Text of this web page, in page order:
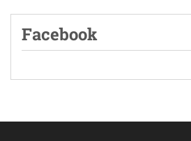
Facebook